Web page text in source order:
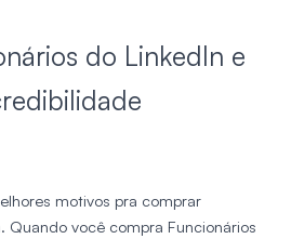
do LinkedIn e
motivos pra comprar
Quando você compra Funcionários